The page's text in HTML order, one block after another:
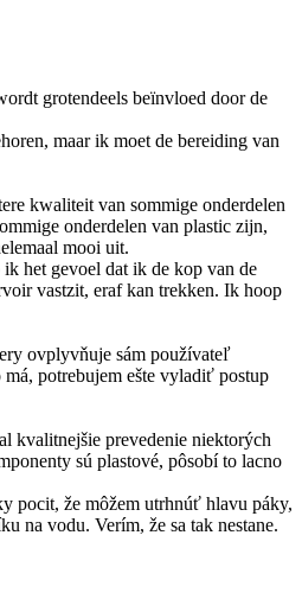
grotendeels beïnvloed door de
maar ik moet de bereiding van
kwaliteit van sommige onderdelen
onderdelen van plastic zijn,
mooi uit.
het gevoel dat ik de kop van de
vastzit, eraf kan trekken. Ik hoop
ovplyvňuje sám používateľ
potrebujem ešte vyladiť postup
kvalitnejšie prevedenie niektorých
sú plastové, pôsobí to lacno
pocit, že môžem utrhnúť hlavu páky,
na vodu. Verím, že sa tak nestane.